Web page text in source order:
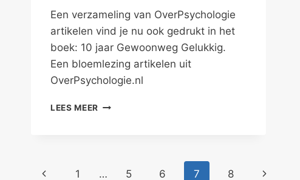
Een verzameling van OverPsychologie
artikelen vind je nu ook gedrukt in het
boek: 10 jaar Gewoonweg Gelukkig.
Een bloemlezing artikelen uit
OverPsychologie.nl
LEES MEER GEWOONWEG
Paginanavigatie
Vorige 1 … 5 6 7 8 Volgende